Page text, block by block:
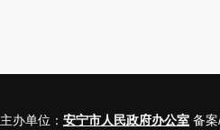
主办单位： 安宁市人民政府办公室 备案